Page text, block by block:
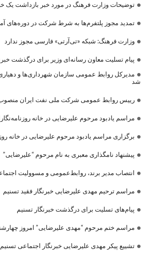
توضیحات وزارت فرهنگ در مورد خبر بازداشت یک
تمدید مجوز پلتفرم‌ها به شرط شرکت در دوره‌های
وزارت فرهنگ: شبکه «تی‌آرتی» فارسی مجوز ندارد
پیام تسلیت معاون رسانه‌ای وزیر برای درگذشت
مدیرکل روابط عمومی سازمان شهرداری‌ها و
شد
رییس روابط عمومی شرکت ملی نفت ایران
مراسم یادبود مرحوم علیرضایی در خانه
برگزاری مراسم یادبود مرحوم علیرضایی در خانه
پیشنهاد نامگذاری معبری به نام مرحوم “علیرضایی”
انتصاب مدیر برند، روابط‌عمومی و مسوولیت
مراسم ترحیم مهدی علیرضایی خبرنگار فقید تسنیم
پیام‌های تسلیت برای درگذشت خبرنگار تسنیم
مراسم ختم مرحوم “مهدی علیرضایی” امروز
تشییع پیکر مهدی علیرضایی خبرنگار اجتماعی تسنیم